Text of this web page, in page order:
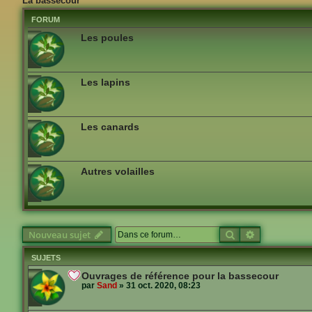
FORUM
Les poules
Les lapins
Les canards
Autres volailles
Nouveau sujet Rechercher
SUJETS
Ouvrages de référence pour la bassecour
par Sand » 31 oct. 2020, 08:23